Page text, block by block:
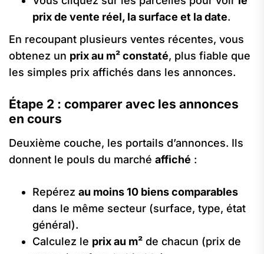
prix de vente réel, la surface et la date.
En recoupant plusieurs ventes récentes, vous
obtenez un prix au m² constaté, plus fiable que
les simples prix affichés dans les annonces.
Étape 2 : comparer avec les annonces
en cours
Deuxième couche, les portails d’annonces. Ils
donnent le pouls du marché affiché :
Repérez au moins 10 biens comparables
dans le même secteur (surface, type, état
général).
Calculez le prix au m² de chacun (prix de